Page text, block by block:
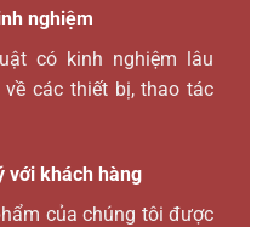
nghiệm
có kinh nghiệm lâu
về các thiết bị, thao tác
với khách hàng
của chúng tôi được